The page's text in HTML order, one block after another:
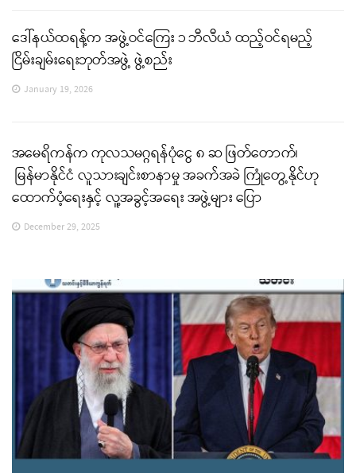
ဒေါ်နယ်ထရန့်က အဖွဲ့ဝင်ကြေး ၁ ဘီလီယံ ထည့်ဝင်ရမည့်
ငြိမ်းချမ်းရေးဘုတ်အဖွဲ့ ဖွဲ့စည်း
January 19, 2026
အမေရိကန်က ကုလသမဂ္ဂရန်ပုံငွေ ၈ ဆ ဖြတ်တောက်၊
မြန်မာနိုင်ငံ လူသားချင်းစာနာမှု အခက်အခဲ ကြုံတွေ့နိုင်ဟု
ထောက်ပံ့ရေးနှင့် လူ့အခွင့်အရေး အဖွဲ့များ ပြော
December 29, 2025